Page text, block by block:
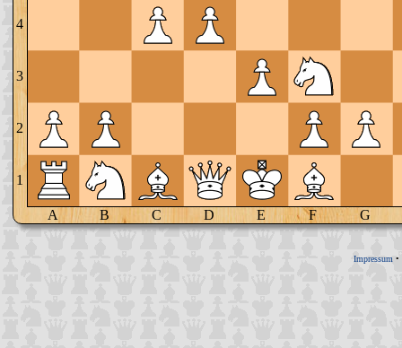
4
3
2
1
A B C D E F G
Impressum •